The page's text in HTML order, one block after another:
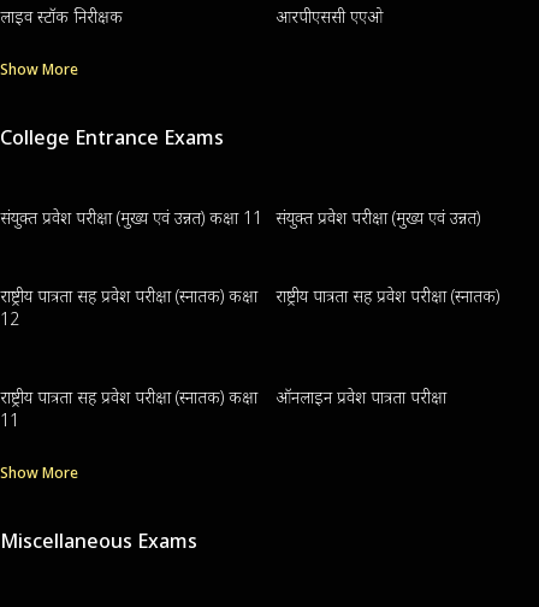
लाइव स्टॉक निरीक्षक आरपीएससी एएओ
Show More
College Entrance Exams
संयुक्त प्रवेश परीक्षा (मुख्य एवं उन्नत) कक्षा 11 संयुक्त प्रवेश परीक्षा (मुख्य एवं उन्नत)
राष्ट्रीय पात्रता सह प्रवेश परीक्षा (स्नातक) कक्षा
12
राष्ट्रीय पात्रता सह प्रवेश परीक्षा (स्नातक)
राष्ट्रीय पात्रता सह प्रवेश परीक्षा (स्नातक) कक्षा
11
ऑनलाइन प्रवेश पात्रता परीक्षा
Show More
Miscellaneous Exams